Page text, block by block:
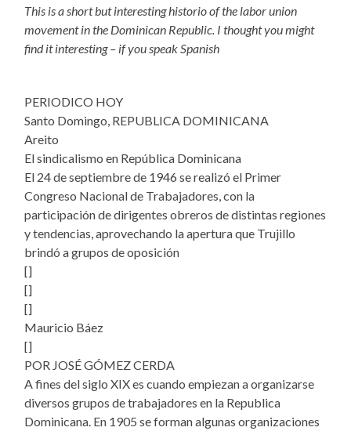
This is a short but interesting historio of the labor union
movement in the Dominican Republic. I thought you might
find it interesting – if you speak Spanish
PERIODICO HOY
Santo Domingo, REPUBLICA DOMINICANA
Areito
El sindicalismo en República Dominicana
El 24 de septiembre de 1946 se realizó el Primer
Congreso Nacional de Trabajadores, con la
participación de dirigentes obreros de distintas regiones
y tendencias, aprovechando la apertura que Trujillo
brindó a grupos de oposición
[]
[]
[]
Mauricio Báez
[]
POR JOSÉ GÓMEZ CERDA
A fines del siglo XIX es cuando empiezan a organizarse
diversos grupos de trabajadores en la Republica
Dominicana. En 1905 se forman algunas organizaciones